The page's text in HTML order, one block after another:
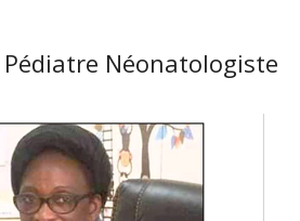
Pédiatre Néonatologiste